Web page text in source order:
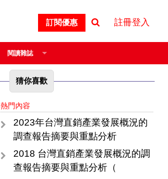
訂閱優惠 註冊登入
閱讀雜誌
猜你喜歡
熱門內容
2023年台灣直銷產業發展概況的
調查報告摘要與重點分析
2018 台灣直銷產業發展概況的調
查報告摘要與重點分析（